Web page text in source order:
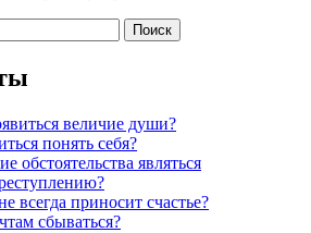
Поиск
величие души?
понять себя?
обстоятельства являться
всегда приносит счастье?
сбываться?